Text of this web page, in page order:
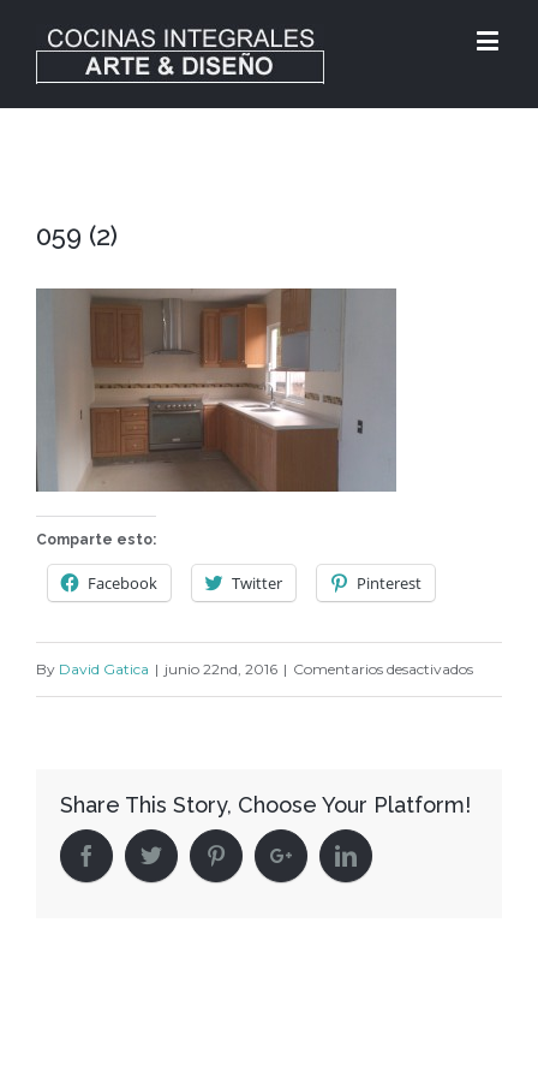
059 (2)
Comparte esto:
Facebook Twitter Pinterest
By David Gatica | junio 22nd, 2016 | Comentarios desactivadosen
Share This Story, Choose Your Platform!